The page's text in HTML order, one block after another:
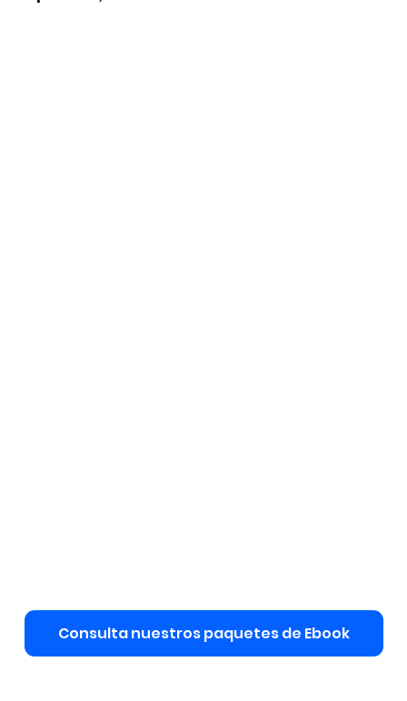
Consulta nuestros paquetes de Ebook